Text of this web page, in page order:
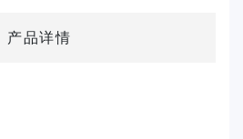
产品详情